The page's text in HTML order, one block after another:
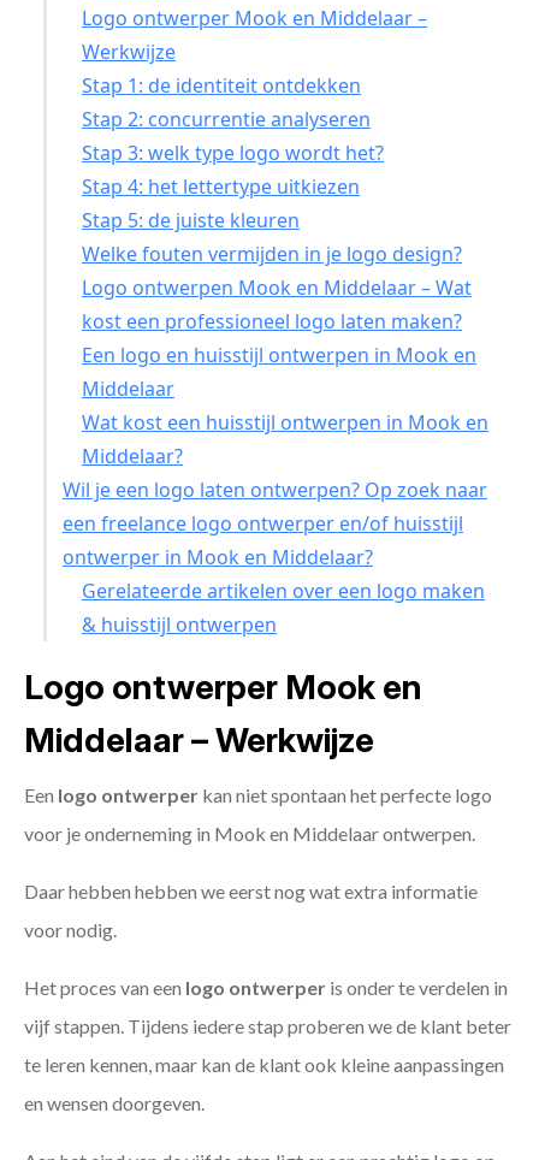
Logo ontwerper Mook en Middelaar –
Werkwijze
Stap 1: de identiteit ontdekken
Stap 2: concurrentie analyseren
Stap 3: welk type logo wordt het?
Stap 4: het lettertype uitkiezen
Stap 5: de juiste kleuren
Welke fouten vermijden in je logo design?
Logo ontwerpen Mook en Middelaar – Wat
kost een professioneel logo laten maken?
Een logo en huisstijl ontwerpen in Mook en
Middelaar
Wat kost een huisstijl ontwerpen in Mook en
Middelaar?
Wil je een logo laten ontwerpen? Op zoek naar
een freelance logo ontwerper en/of huisstijl
ontwerper in Mook en Middelaar?
Gerelateerde artikelen over een logo maken
& huisstijl ontwerpen
Logo ontwerper Mook en
Middelaar – Werkwijze
Een logo ontwerper kan niet spontaan het perfecte logo
voor je onderneming in Mook en Middelaar ontwerpen.
Daar hebben hebben we eerst nog wat extra informatie
voor nodig.
Het proces van een logo ontwerper is onder te verdelen in
vijf stappen. Tijdens iedere stap proberen we de klant beter
te leren kennen, maar kan de klant ook kleine aanpassingen
en wensen doorgeven.